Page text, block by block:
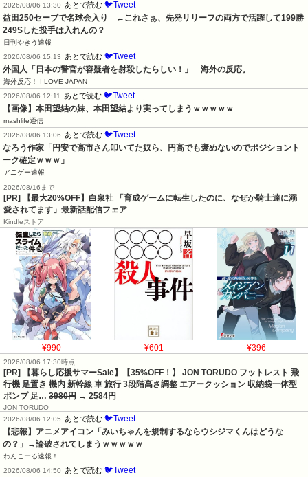
2026/08/06 13:30 あとで読む 🐦Tweet
益田250セーブで名球会入り　←これさぁ、先発リリーフの両方で活躍して199勝
249Sした投手は入れんの？
日刊やきう速報
2026/08/06 15:13
あとで読む 🐦Tweet
外国人「日本の警官が容疑者を射殺したらしい！」　海外の反応。
海外反応！ I LOVE JAPAN
2026/08/06 12:11
あとで読む 🐦Tweet
【画像】本田望結の妹、本田望結より実ってしまうｗｗｗｗｗ
mashlife通信
2026/08/06 13:06
あとで読む 🐦Tweet
なろう作家「円安で高市さん叩いてた奴ら、円高でも褒めないのでポジショント
ーク確定ｗｗｗ」
アニゲー速報
2026/08/16まで
[PR] 【最大20%OFF】白泉社 「育成ゲームに転生したのに、なぜか騎士達に溺
愛されてます」最新話配信フェア
Kindleストア
¥990 ¥601 ¥396
2026/08/06 17:30時点
[PR] 【暮らし応援サマーSale】【35%OFF！】 JON TORUDO フットレスト 飛
行機 足置き 機内 新幹線 車 旅行 3段階高さ調整 エアークッション 収納袋一体型
ポンプ 足… 3980円 → 2584円
JON TORUDO
2026/08/06 12:05
あとで読む 🐦Tweet
【悲報】アニメアイコン「みいちゃんを規制するならウシジマくんはどうな
の？」→論破されてしまうｗｗｗｗｗ
わんこーる速報！
2026/08/06 14:50
あとで読む 🐦Tweet